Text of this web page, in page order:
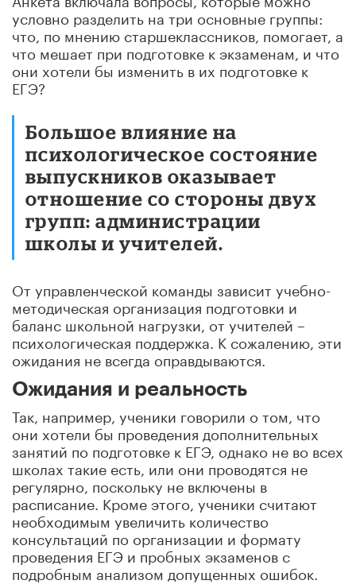
условно разделить на три основные группы:
что, по мнению старшеклассников, помогает, а
что мешает при подготовке к экзаменам, и что
они хотели бы изменить в их подготовке к
ЕГЭ?
Большое влияние на
психологическое состояние
выпускников оказывает
отношение со стороны двух
групп: администрации
школы и учителей.
От управленческой команды зависит учебно-
методическая организация подготовки и
баланс школьной нагрузки, от учителей –
психологическая поддержка. К сожалению, эти
ожидания не всегда оправдываются.
Ожидания и реальность
Так, например, ученики говорили о том, что
они хотели бы проведения дополнительных
занятий по подготовке к ЕГЭ, однако не во всех
школах такие есть, или они проводятся не
регулярно, поскольку не включены в
расписание. Кроме этого, ученики считают
необходимым увеличить количество
консультаций по организации и формату
проведения ЕГЭ и пробных экзаменов с
подробным анализом допущенных ошибок.